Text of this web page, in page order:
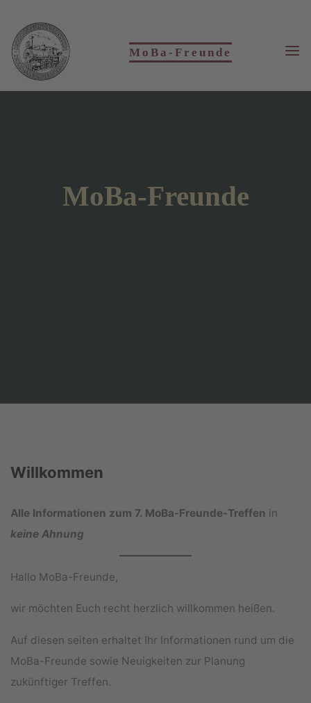
content
MoBa-Freunde
MoBa-Freunde
Willkommen
Alle Informationen zum 7. MoBa-Freunde-Treffen in
keine Ahnung
Hallo MoBa-Freunde,
wir möchten Euch recht herzlich willkommen heißen.
Auf diesen seiten erhaltet Ihr Informationen rund um die
MoBa-Freunde sowie Neuigkeiten zur Planung
zukünftiger Treffen.